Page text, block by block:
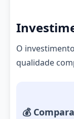
O
qualidade
💰